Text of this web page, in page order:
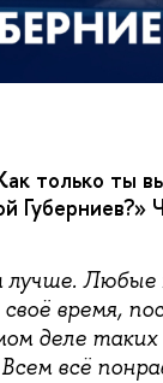
только ты
время,
деле
всё